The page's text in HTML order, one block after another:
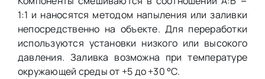
1:1 и наносятся методом напыления или заливки
непосредственно на объекте. Для переработки
используются установки низкого или высокого
давления. Заливка возможна при температуре
окружающей среды от +5 до +30 °C.